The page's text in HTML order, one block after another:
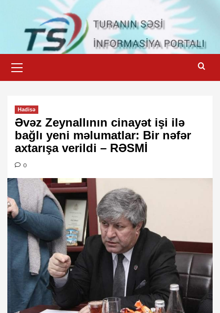
content
Menu
Hadisə
Əvəz Zeynallının cinayət işi ilə
bağlı yeni məlumatlar: Bir nəfər
axtarışa verildi – RƏSMİ
0